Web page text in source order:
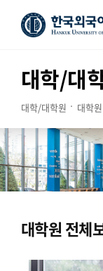
대학/대
대학/대학원 대학원
대학원 전체